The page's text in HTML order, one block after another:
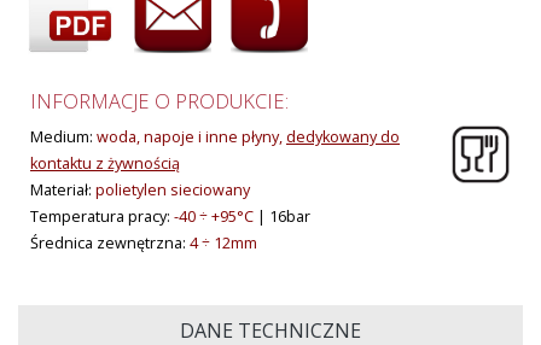
INFORMACJE O PRODUKCIE:
Medium: woda, napoje i inne płyny,dedykowany do
kontaktu z żywnością
Materiał: polietylen sieciowany
Temperatura pracy: -40 ÷ +95°C | 16bar
Średnica zewnętrzna: 4 ÷ 12mm
DANE TECHNICZNE